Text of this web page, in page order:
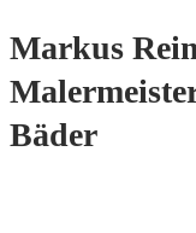
Markus
Bäder